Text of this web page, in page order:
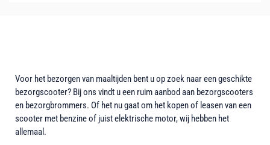
Voor het bezorgen van maaltijden bent u op zoek naar een geschikte
bezorgscooter? Bij ons vindt u een ruim aanbod aan bezorgscooters
en bezorgbrommers. Of het nu gaat om het kopen of leasen van een
scooter met benzine of juist elektrische motor, wij hebben het
allemaal.